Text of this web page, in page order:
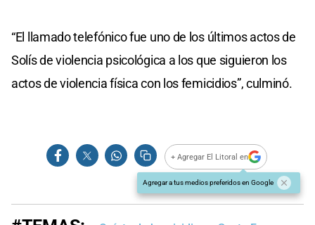
“El llamado telefónico fue uno de los últimos actos de
Solís de violencia psicológica a los que siguieron los
actos de violencia física con los femicidios”, culminó.
+ Agregar El Litoral en
Agregar a tus medios preferidos en Google